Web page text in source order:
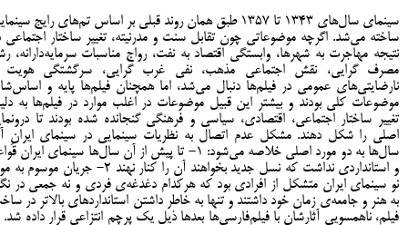
سینمای سال‌های ۱۳۴۳ تا ۱۳۵۷ طبق همان روند قبلی بر اساس تم‌های رایج
ساخته می‌شد. اگرچه موضوعاتی چون تقابل سنت و مدرنیته، تغییر ساختار اجتماعی
نتیجه مهاجرت به شهرها، وابستگی اقتصاد به نفت، رواج مناسبات سرمایه‌دارانه،
مصرف گرایی، نقش اجتماعی مذهب، نفی غرب گرایی، سرگشتگی
نارضایتی‌های عمومی در فیلم‌ها دنبال می‌شد، اما همچنان فیلم‌ها پایه و
موضوعات کلی بودند و بیشتر این قبیل موضوعات در اغلب موارد در فیلم‌ها به
تغییر ساختار اجتماعی، اقتصادی، سیاسی و فرهنگی گنجانده شده بودند تا
اصلی را شکل دهند. مشکل عدم اتصال به نظریات سینمایی در سینمای ایرانِ
سال‌ها به دو مورد اصلی خلاصه می‌شود: 1- تا پیش از آن سال‌ها سینمای ایران
و استانداردی نداشت که نسل جدید بخواهند آن را کنار نهند 2- جریان
نو سینمای ایران متشکل از افرادی بود که هرکدام دغدغه‌ی فردی و نه جمعی در
به هنر و جامعه‌ی زمان خود داشتند و تنها به خاطر داشتن استانداردهای بالاتر در
فیلم، ناهمسویی آثارشان با فیلم‌فارسی‌ها بعدها ذیل یک پرچم انتزاعی قرار داده شد.